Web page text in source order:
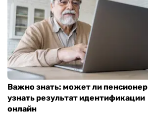
Важно знать: может ли пенсионер
узнать результат идентификации
онлайн